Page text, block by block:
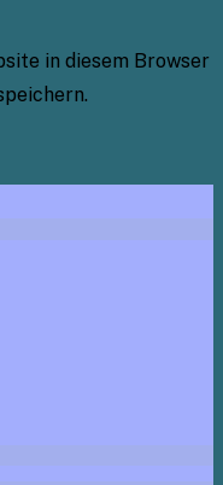
in diesem Browser